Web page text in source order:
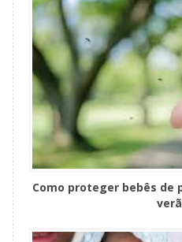
Como proteger bebês de